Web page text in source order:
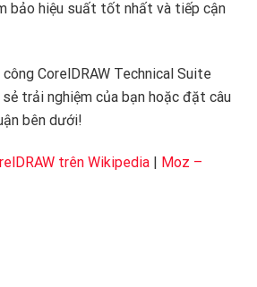
bảo hiệu suất tốt nhất và tiếp cận
CorelDRAW Technical Suite
trải nghiệm của bạn hoặc đặt câu
bên dưới!
trên Wikipedia | Moz –